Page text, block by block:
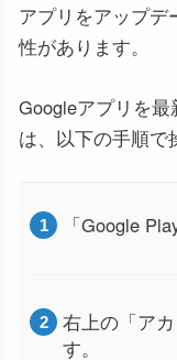
アプリをアップデ
性があります。
Googleアプリを
は、以下の手順で
「Google
右上の「ア
す。